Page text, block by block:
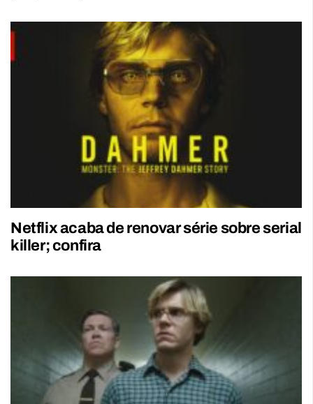
Netflix acaba de renovar série sobre serial
killer; confira